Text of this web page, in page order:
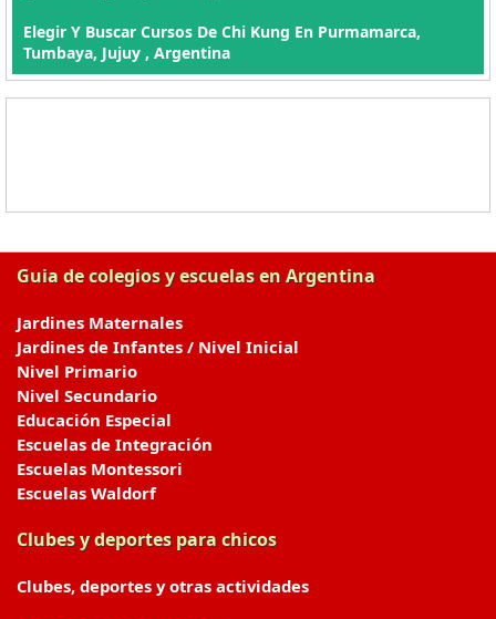
Elegir Y Buscar Cursos De Chi Kung En Purmamarca,
Tumbaya, Jujuy , Argentina
Guia de colegios y escuelas en Argentina
Jardines Maternales
Jardines de Infantes / Nivel Inicial
Nivel Primario
Nivel Secundario
Educación Especial
Escuelas de Integración
Escuelas Montessori
Escuelas Waldorf
Clubes y deportes para chicos
Clubes, deportes y otras actividades